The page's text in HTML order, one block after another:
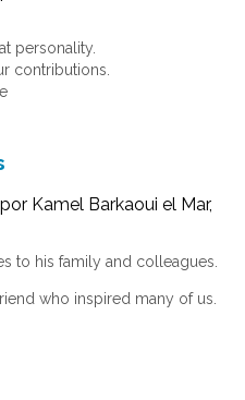
personality.
contributions.
Kamel Barkaoui el Mar,
to his family and colleagues.
who inspired many of us.